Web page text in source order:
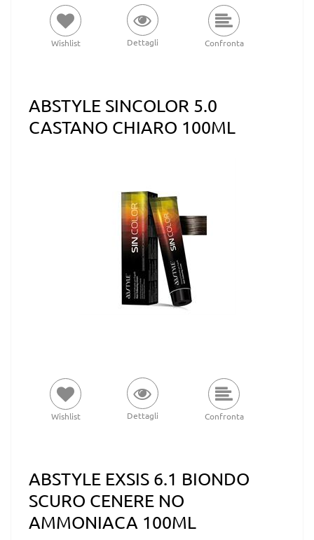
Wishlist Dettagli Confronta
ABSTYLE SINCOLOR 5.0
CASTANO CHIARO 100ML
Wishlist Dettagli Confronta
ABSTYLE EXSIS 6.1 BIONDO
SCURO CENERE NO
AMMONIACA 100ML